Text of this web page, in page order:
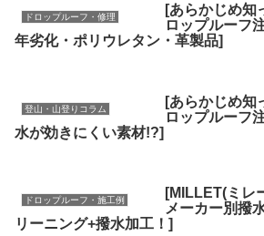
ドロップルーフ・修理
[あらかじめ知
ロップルーフ
年劣化・ポリウレタン・革製品]
登山・山登りコラム
[あらかじめ知
ロップルーフ
水が効きにくい素材!?]
ドロップルーフ・施工例
[MILLET(ミレ
メーカー別撥
リーニング+撥水加工！]